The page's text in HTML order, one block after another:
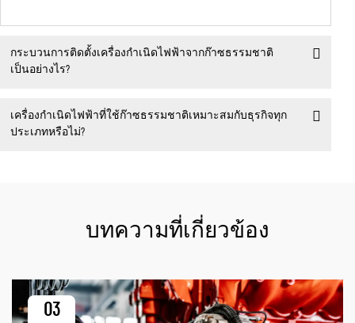
กระบวนการติดตั้งเครื่องกำเนิดไฟฟ้าจากก๊าซธรรมชาติ
เป็นอย่างไร?
เครื่องกำเนิดไฟฟ้าที่ใช้ก๊าซธรรมชาติเหมาะสมกับธุรกิจทุก
ประเภทหรือไม่?
บทความที่เกี่ยวข้อง
03